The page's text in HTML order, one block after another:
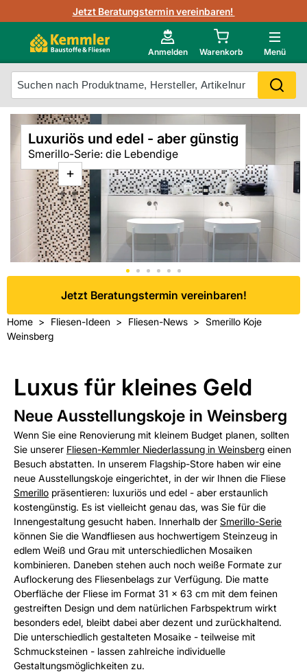
Jetzt Beratungstermin vereinbaren!
Anmelden Warenkorb Menü
3D-Raumvisualisierung
Kemmler-Partner
Ihr Fliesentyp
Fliesen-Kemmler AR-App
Highlight des Monats Fliesenserie Paladina
Gutjahr
Otto
Neu im Onlineshop?
Mein Konto
Meistverkaufte Produkte
Unsere Kemmler-Marke
+
Luxuriös und edel - aber günstig
Smerillo-Serie: die Lebendige
Jetzt Beratungstermin vereinbaren!
Home Fliesen-Ideen Fliesen-News
Smerillo Koje
Weinsberg
Luxus für kleines Geld
Neue Ausstellungskoje in Weinsberg
Wenn Sie eine Renovierung mit kleinem Budget planen, sollten
Sie unserer Fliesen-Kemmler Niederlassung in Weinsberg einen
Besuch abstatten. In unserem Flagship-Store haben wir eine
neue Ausstellungskoje eingerichtet, in der wir Ihnen die Fliese
Smerillo präsentieren: luxuriös und edel - aber erstaunlich
kostengünstig. Es ist vielleicht genau das, was Sie für die
Innengestaltung gesucht haben. Innerhalb der Smerillo-Serie
können Sie die Wandfliesen aus hochwertigem Steinzeug in
edlem Weiß und Grau mit unterschiedlichen Mosaiken
kombinieren. Daneben stehen auch noch weiße Formate zur
Auflockerung des Fliesenbelags zur Verfügung. Die matte
Oberfläche der Fliese im Format 31 x 63 cm mit dem feinen
gestreiften Design und dem natürlichen Farbspektrum wirkt
besonders edel, bleibt dabei aber dezent und zurückhaltend.
Die unterschiedlich gestalteten Mosaike - teilweise mit
Schmucksteinen - lassen zahlreiche individuelle
Gestaltungsmöglichkeiten zu.